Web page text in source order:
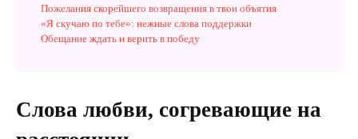
Пожелания скорейшего возвращения в твои объятия
«Я скучаю по тебе»: нежные слова поддержки
Обещание ждать и верить в победу
Слова любви, согревающие на